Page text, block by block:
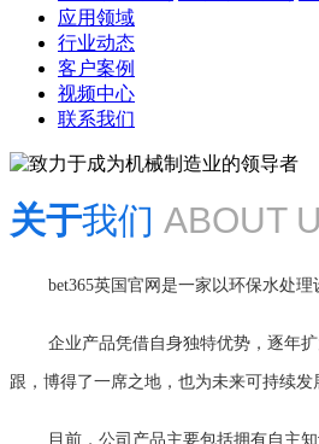
应用领域
行业动态
客户案例
视频中心
联系我们
关于我们 ABOUT
bet365英国官网是一家以环保水处理设
企业产品凭借自身独特优势，逐年扩
跟，博得了一席之地，也为未来可持续发
目前，公司产品主要包括拥有自主知